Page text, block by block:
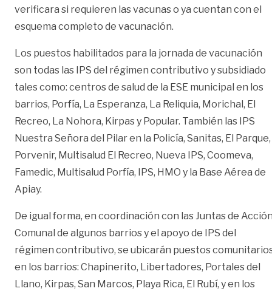
verificara si requieren las vacunas o ya cuentan con el
esquema completo de vacunación.
Los puestos habilitados para la jornada de vacunación
son todas las IPS del régimen contributivo y subsidiado
tales como: centros de salud de la ESE municipal en los
barrios, Porfía, La Esperanza, La Reliquia, Morichal, El
Recreo, La Nohora, Kirpas y Popular. También las IPS
Nuestra Señora del Pilar en la Policía, Sanitas, El Parque,
Porvenir, Multisalud El Recreo, Nueva IPS, Coomeva,
Famedic, Multisalud Porfía, IPS, HMO y la Base Aérea de
Apiay.
De igual forma, en coordinación con las Juntas de
Comunal de algunos barrios y el apoyo de IPS del
régimen contributivo, se ubicarán puestos
en los barrios: Chapinerito, Libertadores, Portales del
Llano, Kirpas, San Marcos, Playa Rica, El Rubí, y en los